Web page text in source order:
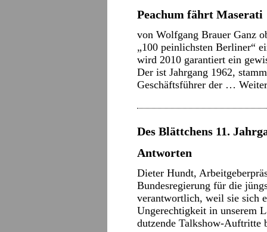
Peachum fährt Maserati
von Wolfgang Brauer Ganz
„100 peinlichsten Berliner“
wird 2010 garantiert ein
Der ist Jahrgang 1962,
Geschäftsführer der …
Des Blättchens 11.
Antworten
Dieter Hundt,
Bundesregierung für die
verantwortlich, weil sie sich
Ungerechtigkeit in unserem
dutzende Talkshow-